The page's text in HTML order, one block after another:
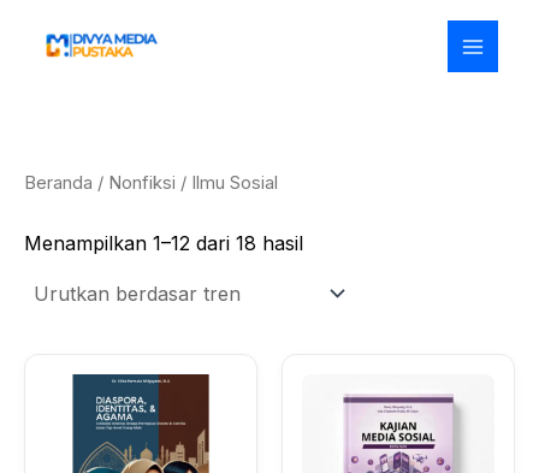
Beranda / Nonfiksi / Ilmu Sosial
Menampilkan 1–12 dari 18 hasil